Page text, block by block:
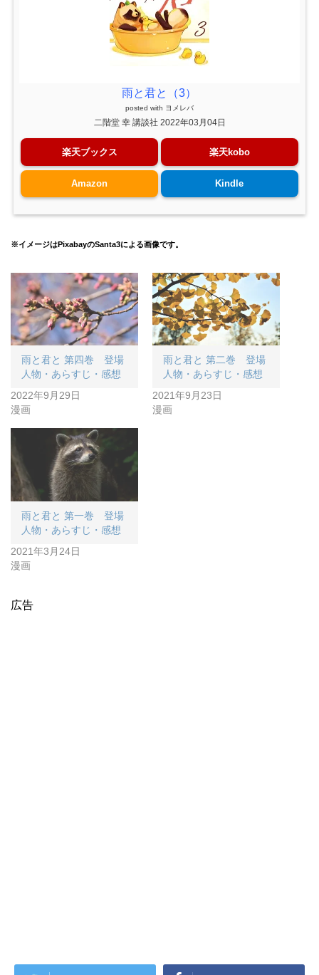
雨と君と（3）
posted with ヨメレバ
二階堂 幸 講談社 2022年03月04日
楽天ブックス 楽天kobo
Amazon Kindle
※イメージはPixabayのSanta3による画像です。
雨と君と 第四巻 登場
人物・あらすじ・感想
2022年9月29日
漫画
雨と君と 第二巻 登場
人物・あらすじ・感想
2021年9月23日
漫画
雨と君と 第一巻 登場
人物・あらすじ・感想
2021年3月24日
漫画
広告